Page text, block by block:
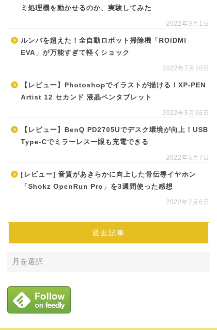
ミ処理機を動かせるのか、実験してみた
2022年9月1日
ルンバを超えた！全自動ロボット掃除機「ROIDMI
EVA」が万能すぎて軽くショック
2022年7月10日
【レビュー】Photoshopでイラストが描ける！XP-PEN
Artist 12 セカンド 液晶ペンタブレット
2022年5月26日
【レビュー】BenQ PD2705Uでデスク環境が向上！USB
Type-Cでミラーレス一眼も充電できる
2022年5月7日
[レビュー] 音質があきらかに向上した骨伝導イヤホン
「Shokz OpenRun Pro」を3週間使った感想
2022年2月6日
過去記事